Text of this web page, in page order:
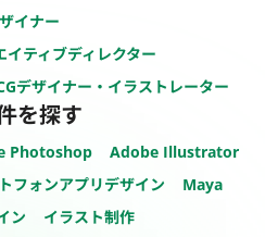
イナー
イティブディレクター
デザイナー・イラストレーター
を探す
Photoshop
Adobe Illustrator
フォンアプリデザイン
Maya
ン
イラスト制作